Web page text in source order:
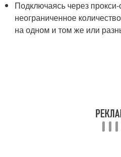
Подключаясь через
неограниченное
на одном и том же или